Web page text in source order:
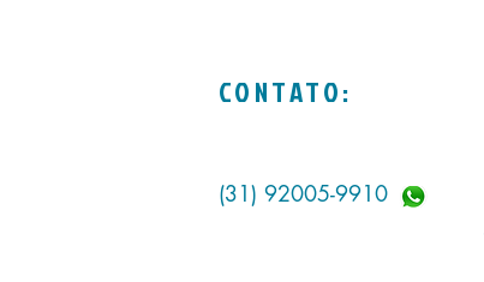
CONTATO:
(31) 92005-9910